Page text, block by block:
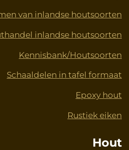
van inlandse houtsoorten
inlandse houtsoorten
Kennisbank/Houtsoorten
Schaaldelen in tafel formaat
Epoxy hout
Rustiek eiken
Hout